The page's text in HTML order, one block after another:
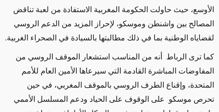
الأوسع، حيث حاولت الحكومة المغربية الاستفادة من لعبة تناقض
المصالح بين واشنطن وموسكو، لإحراز المزيد من الدعم الروسي
لقضاياه الوطنية بما في ذلك مطالبتها بالسيادة في الصحراء الغربية.
كما ترى الرباط أنه من المناسب استشعار الموقف الروسي من
المفاوضات المباشرة القادمة التي سيرعاها الأمين العام للأمم
المتحدة، وإقناع الطرف الروسي بالموقف المغربي، في حين
تحرص موسكو على الوقوف على الحياد ودعم المسلسل الأممي